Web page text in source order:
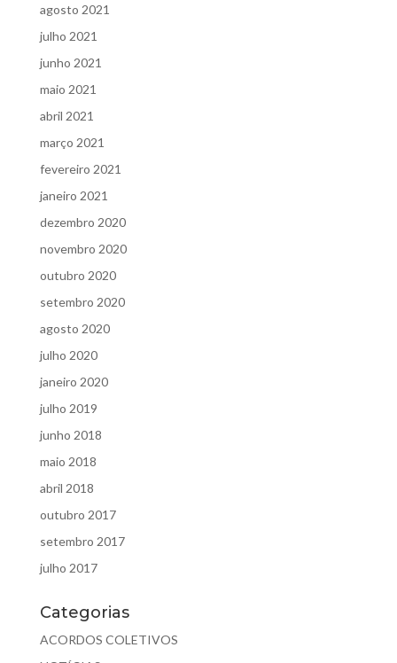
agosto 2021
julho 2021
junho 2021
maio 2021
abril 2021
março 2021
fevereiro 2021
janeiro 2021
dezembro 2020
novembro 2020
outubro 2020
setembro 2020
agosto 2020
julho 2020
janeiro 2020
julho 2019
junho 2018
maio 2018
abril 2018
outubro 2017
setembro 2017
julho 2017
Categorias
ACORDOS COLETIVOS